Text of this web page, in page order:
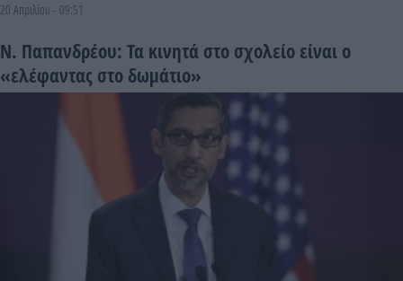
20 Απριλίου - 09:51
Ν. Παπανδρέου: Τα κινητά στο σχολείο είναι ο
«ελέφαντας στο δωμάτιο»